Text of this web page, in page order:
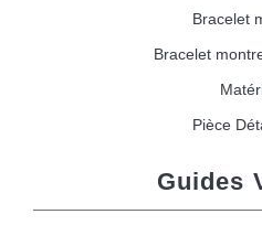
Bracelet
Bracelet
Pièce
Guides